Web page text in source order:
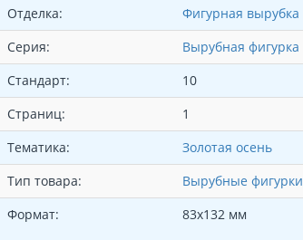
Отделка:
Фигурная вырубка
Серия:
Вырубная фигурка
Стандарт:
10
Страниц:
1
Тематика:
Золотая осень
Тип товара:
Вырубные фигурки
Формат:
83х132 мм